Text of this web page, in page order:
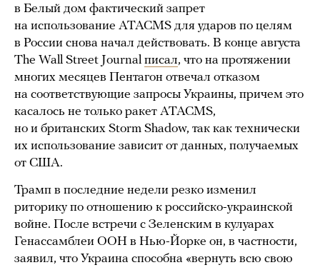
в Белый дом фактический запрет
на использование ATACMS для ударов по целям
в России снова начал действовать. В конце августа
The Wall Street Journal писал, что на протяжении
многих месяцев Пентагон отвечал отказом
на соответствующие запросы Украины, причем это
касалось не только ракет ATACMS,
но и британских Storm Shadow, так как технически
их использование зависит от данных, получаемых
от США.
Трамп в последние недели резко изменил
риторику по отношению к российско-украинской
войне. После встречи с Зеленским в кулуарах
Генассамблеи ООН в Нью-Йорке он, в частности,
заявил, что Украина способна «вернуть всю свою